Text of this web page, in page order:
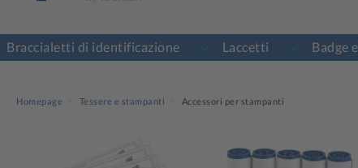
Braccialetti di identificazione Laccetti Badge
Homepage Tessere e stampanti Accessori per stampanti